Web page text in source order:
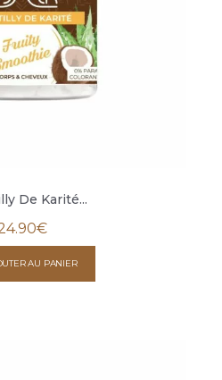
De Karité...
€
AU PANIER